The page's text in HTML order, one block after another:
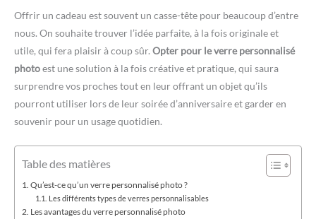
Offrir un cadeau est souvent un casse-tête pour beaucoup d’entre
nous. On souhaite trouver l’idée parfaite, à la fois originale et
utile, qui fera plaisir à coup sûr. Opter pour le verre personnalisé
photoest une solution à la fois créative et pratique, qui saura
surprendre vos proches tout en leur offrant un objet qu’ils
pourront utiliser lors de leur soirée d’anniversaire et garder en
souvenir pour un usage quotidien.
Table des matières
Qu’est-ce qu’un verre personnalisé photo ?
Les différents types de verres personnalisables
Les avantages du verre personnalisé photo